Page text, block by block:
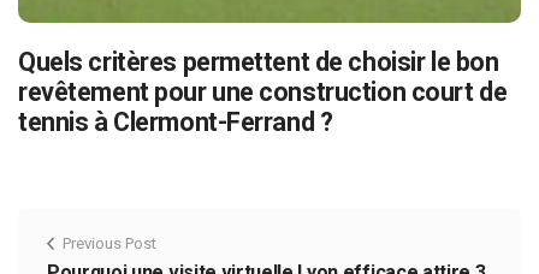
Quels critères permettent de choisir le bon
revêtement pour une construction court de
tennis à Clermont-Ferrand ?
Previous Post